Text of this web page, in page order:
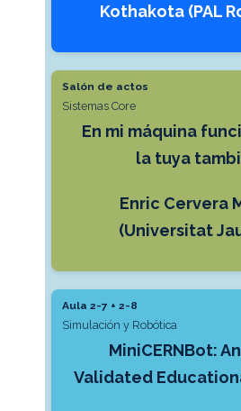
Kothakota (PAL
Salón de actos
Sistemas Core
En mi máquina
la tuya
Enric Cervera
(Universitat
Aula 2-7 + 2-8
Simulación y Robótica
MiniCERNBot:
Validated